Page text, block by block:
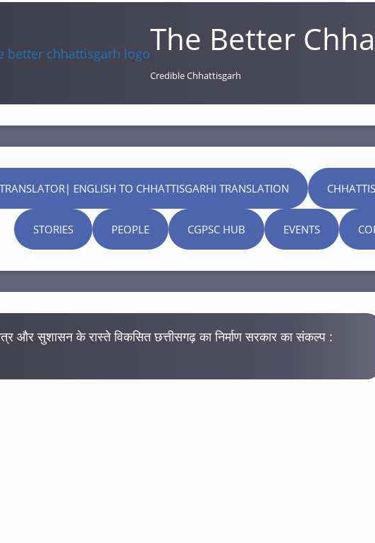
The Better
Credible Chhattisgarh
ENGLISH TO CHHATTISGARHI TRANSLATION
STORIES PEOPLE CGPSC HUB EVENTS
और सुशासन के रास्ते विकसित छत्तीसगढ़ का निर्माण सरकार का संकल्प :